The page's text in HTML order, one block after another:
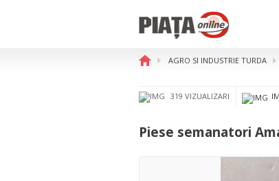
Piese semanatori
AGRO SI INDUSTRIE TURDA
319 VIZUALIZARI
Piese semanatori